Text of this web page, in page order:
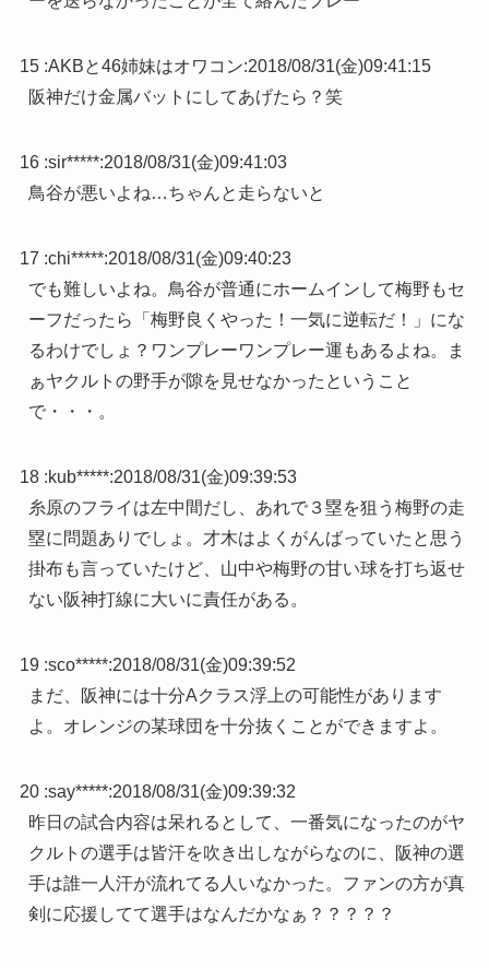
15 :AKBと46姉妹はオワコン:2018/08/31(金)09:41:15
阪神だけ金属バットにしてあげたら？笑
16 :sir*****:2018/08/31(金)09:41:03
鳥谷が悪いよね…ちゃんと走らないと
17 :chi*****:2018/08/31(金)09:40:23
でも難しいよね。鳥谷が普通にホームインして梅野もセ
ーフだったら「梅野良くやった！一気に逆転だ！」にな
るわけでしょ？ワンプレーワンプレー運もあるよね。ま
ぁヤクルトの野手が隙を見せなかったということ
で・・・。
18 :kub*****:2018/08/31(金)09:39:53
糸原のフライは左中間だし、あれで３塁を狙う梅野の走
塁に問題ありでしょ。才木はよくがんばっていたと思う
掛布も言っていたけど、山中や梅野の甘い球を打ち返せ
ない阪神打線に大いに責任がある。
19 :sco*****:2018/08/31(金)09:39:52
まだ、阪神には十分Aクラス浮上の可能性があります
よ。オレンジの某球団を十分抜くことができますよ。
20 :say*****:2018/08/31(金)09:39:32
昨日の試合内容は呆れるとして、一番気になったのがヤ
クルトの選手は皆汗を吹き出しながらなのに、阪神の選
手は誰一人汗が流れてる人いなかった。ファンの方が真
剣に応援してて選手はなんだかなぁ？？？？？